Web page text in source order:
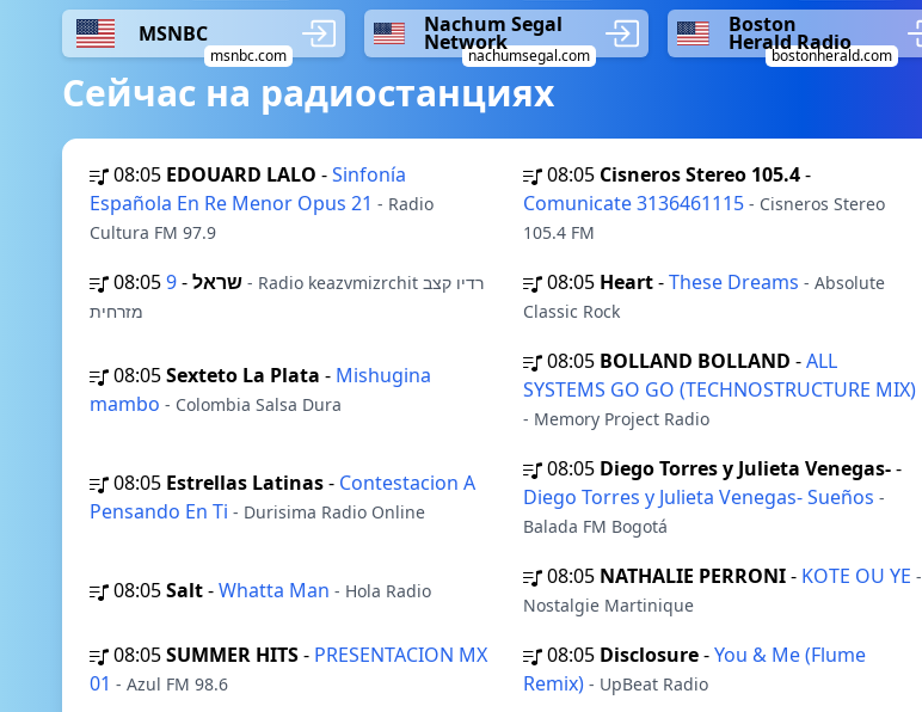
MSNBC
msnbc.com
Nachum Segal
Network
nachumsegal.com
Boston
Herald Radio
bostonherald.com
Сейчас на радиостанциях
08:05 EDOUARD LALO -Sinfonía
Española En Re Menor Opus 21 - Radio
Cultura FM 97.9
08:05 Cisneros Stereo 105.4-
Comunicate 3136461115 - Cisneros Stereo
105.4 FM
08:05 שראל-
- Radio keazvmizrchit רדיו קצב
מזרחית
08:05 Heart-These Dreams - Absolute
Classic Rock
08:05Sexteto La Plata - Mishugina
mambo - Colombia Salsa Dura
08:05 BOLLAND BOLLAND -ALL
SYSTEMS GO GO (TECHNOSTRUCTURE MIX)
- Memory Project Radio
08:05 Estrellas Latinas- Contestacion A
Pensando En Ti - Durisima Radio Online
08:05 Diego Torres y Julieta Venegas--
Diego Torres y Julieta Venegas- Sueños -
Balada FM Bogotá
08:05Salt-Whatta Man - Hola Radio
08:05 NATHALIE PERRONI- KOTE OU YE -
Nostalgie Martinique
08:05SUMMER HITS- PRESENTACION MX
01 - Azul FM 98.6
08:05 Disclosure-You & Me (Flume
Remix) - UpBeat Radio